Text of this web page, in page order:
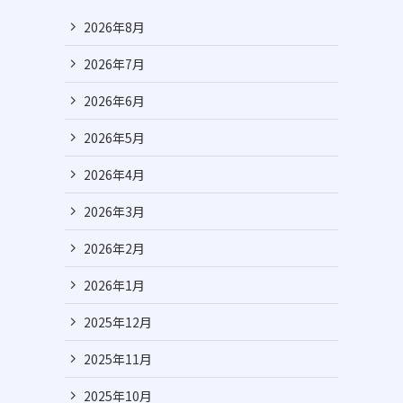
2026年8月
2026年7月
2026年6月
2026年5月
2026年4月
2026年3月
2026年2月
2026年1月
2025年12月
2025年11月
2025年10月